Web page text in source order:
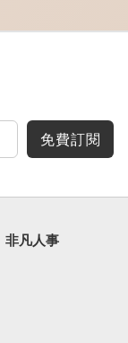
免費訂閱
非凡人事